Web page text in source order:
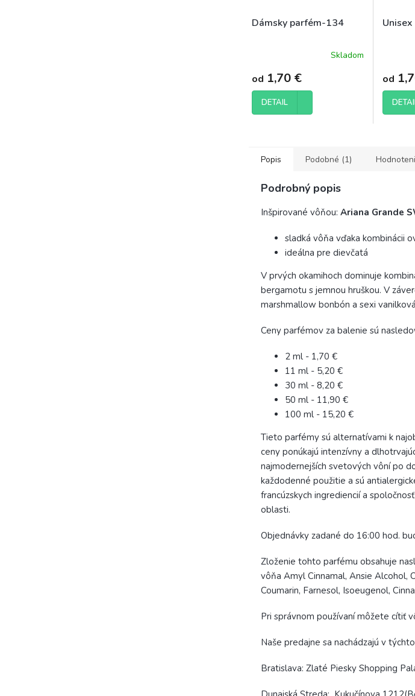
Dámsky parfém-134
Skladom
od 1,70 €
DETAIL
je
5,0
z
od
Popis Podobné (1)
Podrobný popis
Inšpirované vôňou: Ariana Grande
sladká vôňa vďaka kombinácii
ideálna pre dievčatá
V prvých okamihoch dominuje
bergamotu s jemnou hruškou. V
marshmallow bonbón a sexi
Ceny parfémov za balenie sú
2 ml - 1,70 €
11 ml - 5,20 €
30 ml - 8,20 €
50 ml - 11,90 €
100 ml - 15,20 €
Tieto parfémy sú alternatívami k
ceny ponúkajú intenzívny a
najmodernejších svetových vôní po
každodenné použitie a sú
francúzskych ingrediencií a
oblasti.
Objednávky zadané do 16:00 hod.
Zloženie tohto parfému obsahuje
vôňa Amyl Cinnamal, Ansie Alcohol,
Coumarin, Farnesol, Isoeugenol,
Pri správnom používaní môžete cítiť
Naše predajne sa nachádzajú v
Bratislava: Zlaté Piesky Shopping